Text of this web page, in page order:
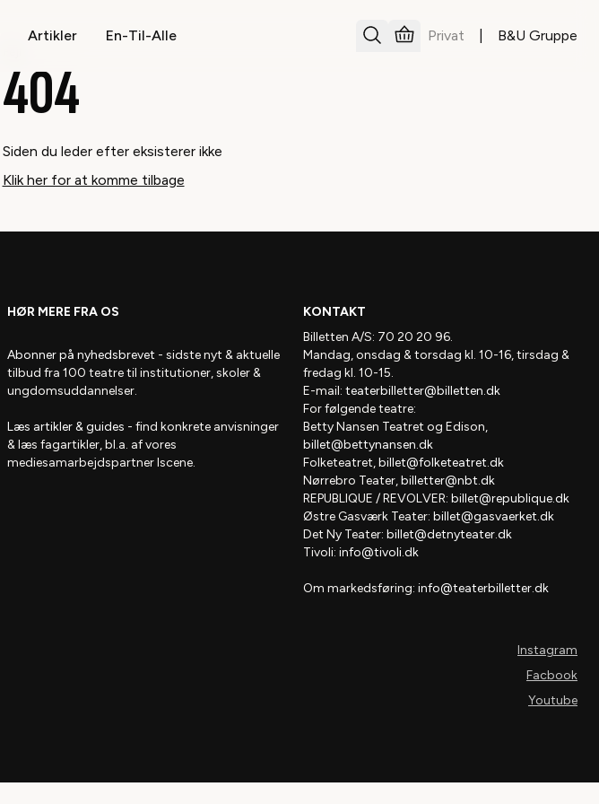
Artikler En-Til-Alle Privat B&U Gruppe
404
Siden du leder efter eksisterer ikke
Klik her for at komme tilbage
HØR MERE FRA OS
Abonner på nyhedsbrevet - sidste nyt & aktuelle
tilbud fra 100 teatre til institutioner, skoler &
ungdomsuddannelser.
Læs artikler & guides - find konkrete anvisninger
& læs fagartikler, bl.a. af vores
mediesamarbejdspartner Iscene.
KONTAKT
Billetten A/S: 70 20 20 96.
Mandag, onsdag & torsdag kl. 10-16, tirsdag &
fredag kl. 10-15.
E-mail: teaterbilletter@billetten.dk
For følgende teatre:
Betty Nansen Teatret og Edison,
billet@bettynansen.dk
Folketeatret,billet@folketeatret.dk
Nørrebro Teater,billetter@nbt.dk
REPUBLIQUE / REVOLVER: billet@republique.dk
Østre Gasværk Teater: billet@gasvaerket.dk
Det Ny Teater: billet@detnyteater.dk
Tivoli: info@tivoli.dk
Om markedsføring: info@teaterbilletter.dk
Instagram
Facbook
Youtube